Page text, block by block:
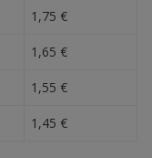
1,75 €
1,65 €
1,55 €
1,45 €